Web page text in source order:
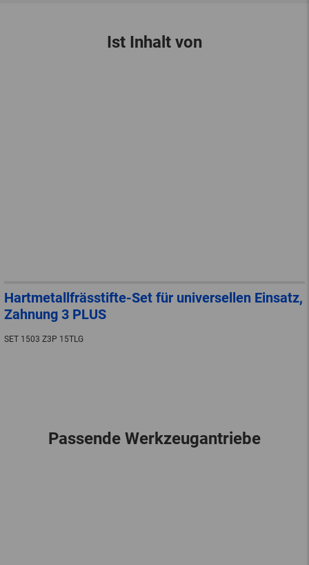
Ist Inhalt von
Hartmetallfrässtifte-Set für universellen Einsatz,
Zahnung 3 PLUS
SET 1503 Z3P 15TLG
Passende Werkzeugantriebe